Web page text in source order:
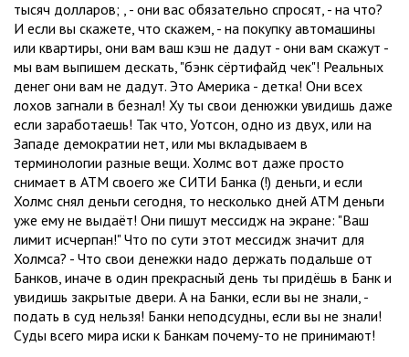
тысяч долларов; , - они вас обязательно спросят, - на что?
И если вы скажете, что скажем, - на покупку автомашины
или квартиры, они вам ваш кэш не дадут - они вам скажут -
мы вам выпишем дескать, "бэнк сёртифайд чек"! Реальных
денег они вам не дадут. Это Америка - детка! Они всех
лохов загнали в безнал! Ху ты свои денюжки увидишь даже
если заработаешь! Так что, Уотсон, одно из двух, или на
Западе демократии нет, или мы вкладываем в
терминологии разные вещи. Холмс вот даже просто
снимает в АТМ своего же СИТИ Банка (!) деньги, и если
Холмс снял деньги сегодня, то несколько дней АТМ деньги
уже ему не выдаёт! Они пишут мессидж на экране: "Ваш
лимит исчерпан!" Что по сути этот мессидж значит для
Холмса? - Что свои денежки надо держать подальше от
Банков, иначе в один прекрасный день ты придёшь в Банк и
увидишь закрытые двери. А на Банки, если вы не знали, -
подать в суд нельзя! Банки неподсудны, если вы не знали!
Суды всего мира иски к Банкам почему-то не принимают!